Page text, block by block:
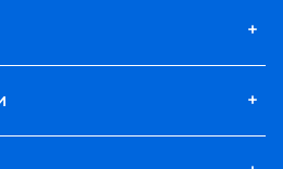
+
+